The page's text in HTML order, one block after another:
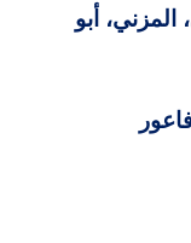
أبو